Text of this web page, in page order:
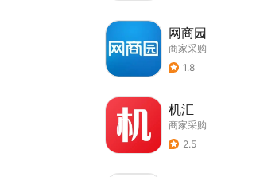
网商园
商家采购
1.8
机汇
商家采购
2.5